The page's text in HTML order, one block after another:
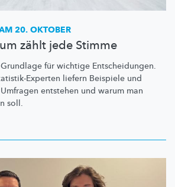
20. OKTOBER
zählt jede Stimme
für wichtige Entscheidungen.
Experten liefern Beispiele und
entstehen und warum man
soll.